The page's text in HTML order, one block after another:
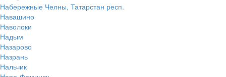
Набережные Челны, Татарстан респ.
Навашино
Наволоки
Надым
Назарово
Назрань
Нальчик